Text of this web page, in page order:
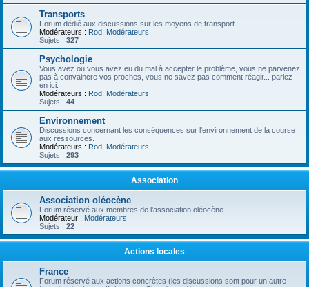
Transports
Forum dédié aux discussions sur les moyens de transport.
Modérateurs : Rod Modérateurs
Sujets : 327
Psychologie
Vous avez ou vous avez eu du mal à accepter le problème, vous ne parvenez
pas à convaincre vos proches, vous ne savez pas comment réagir... parlez
en ici.
Modérateurs : Rod Modérateurs
Sujets : 44
Environnement
Discussions concernant les conséquences sur l'environnement de la course
aux ressources.
Modérateurs : Rod Modérateurs
Sujets : 293
Association
Association oléocène
Forum réservé aux membres de l'association oléocène
Modérateur : Modérateurs
Sujets : 22
Actions locales
France
Forum réservé aux actions concrètes (les discussions sont pour un autre